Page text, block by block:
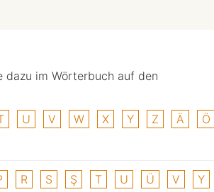
dazu im Wörterbuch auf den
U V W X Y Z Ä
Ö
R S Ş T U Ü V Y